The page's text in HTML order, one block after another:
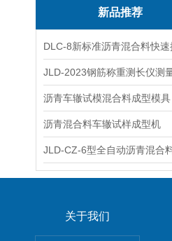
新品推荐
沥青车辙试模混合料成型模具
沥青混合料车辙试样成型机
关于我们